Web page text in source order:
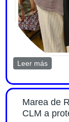
Leer mássobre
Marea de
CLM a